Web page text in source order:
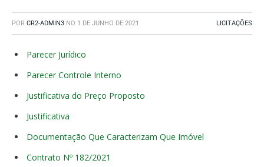
POR CR2-ADMIN3 NO 1 DE JUNHO DE 2021 LICITAÇÕES
Parecer Jurídico
Parecer Controle Interno
Justificativa do Preço Proposto
Justificativa
Documentação Que Caracterizam Que Imóvel
Contrato Nº 182/2021